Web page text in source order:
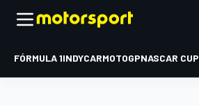
FÓRMULA 1INDYCARMOTOGPNASCAR CUP